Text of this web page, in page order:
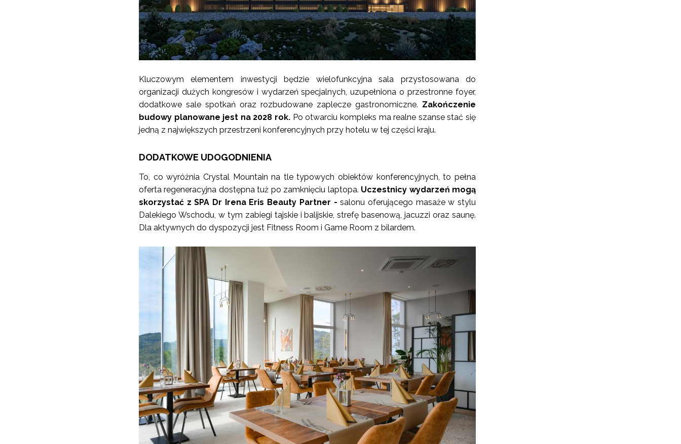
Kluczowym elementem inwestycji będzie wielofunkcyjna sala przystosowana do
organizacji dużych kongresów i wydarzeń specjalnych, uzupełniona o przestronne foyer,
dodatkowe sale spotkań oraz rozbudowane zaplecze gastronomiczne. Zakończenie
budowy planowane jest na 2028 rok. Po otwarciu kompleks ma realne szanse stać się
jedną z największych przestrzeni konferencyjnych przy hotelu w tej części kraju.
DODATKOWE UDOGODNIENIA
To, co wyróżnia Crystal Mountain na tle typowych obiektów konferencyjnych, to pełna
oferta regeneracyjna dostępna tuż po zamknięciu laptopa. Uczestnicy wydarzeń mogą
skorzystać z SPA Dr Irena Eris Beauty Partner - salonu oferującego masaże w stylu
Dalekiego Wschodu, w tym zabiegi tajskie i balijskie, strefę basenową, jacuzzi oraz saunę.
Dla aktywnych do dyspozycji jest Fitness Room i Game Room z bilardem.